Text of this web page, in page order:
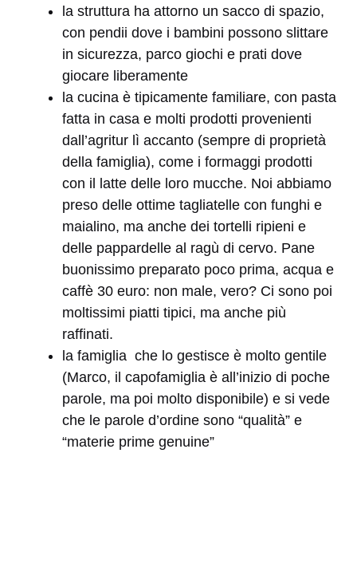
la struttura ha attorno un sacco di spazio,
con pendii dove i bambini possono slittare
in sicurezza, parco giochi e prati dove
giocare liberamente
la cucina è tipicamente familiare, con pasta
fatta in casa e molti prodotti provenienti
dall’agritur lì accanto (sempre di proprietà
della famiglia), come i formaggi prodotti
con il latte delle loro mucche. Noi abbiamo
preso delle ottime tagliatelle con funghi e
maialino, ma anche dei tortelli ripieni e
delle pappardelle al ragù di cervo. Pane
buonissimo preparato poco prima, acqua e
caffè 30 euro: non male, vero? Ci sono poi
moltissimi piatti tipici, ma anche più
raffinati.
la famiglia che lo gestisce è molto gentile
(Marco, il capofamiglia è all’inizio di poche
parole, ma poi molto disponibile) e si vede
che le parole d’ordine sono “qualità” e
“materie prime genuine”